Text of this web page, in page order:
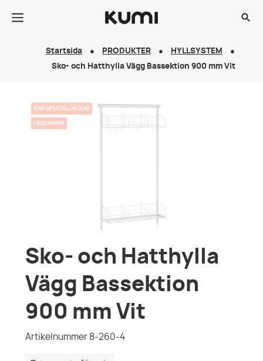
Startsida PRODUKTER
HYLLSYSTEM
Sko- och Hatthylla Vägg Bassektion 900 mm Vit
KAN SPECIALLACKAS
LAGERVARA
Sko- och Hatthylla
Vägg Bassektion
900 mm Vit
Artikelnummer 8-260-4